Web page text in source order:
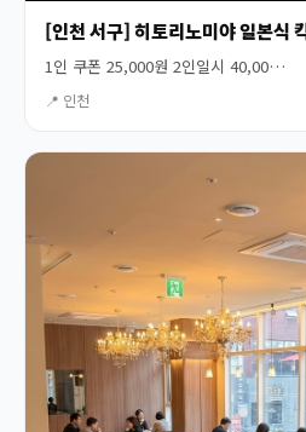
[인천 서구] 히토리노미야 일본식
1인 쿠폰 25,000원 2인일시 40,00…
📍 인천